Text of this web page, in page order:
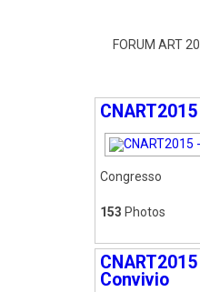
FORUM ART
Congresso
153 Photos
Convivio